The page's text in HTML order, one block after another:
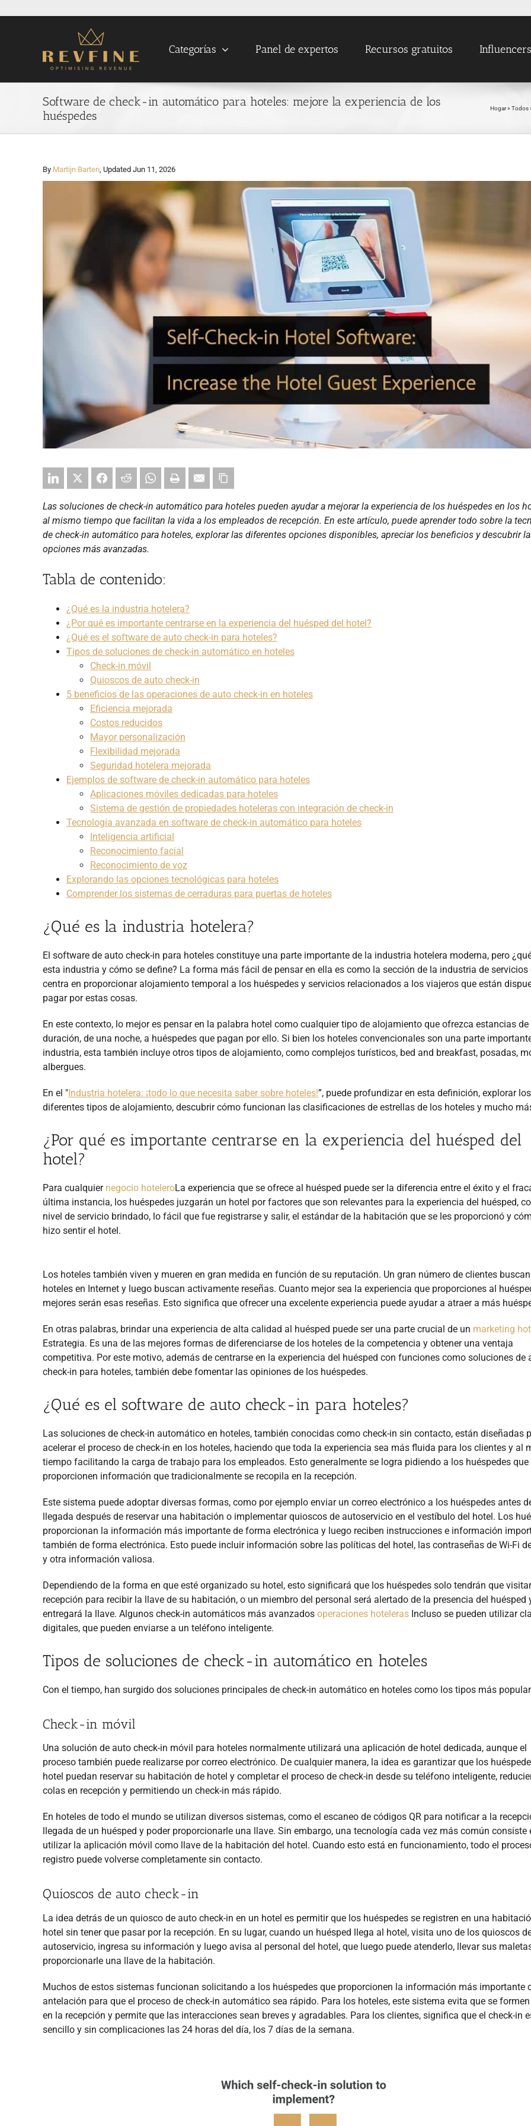
Categorías Panel de expertos Recursos gratuitos Influencers
Software de check-in automático para hoteles: mejore la experiencia de los
huéspedes
Hogar» Todos
By Martijn Barten, Updated Jun 11, 2026
Las soluciones de check-in automático para hoteles pueden ayudar a mejorar la experiencia de los huéspedes en los
al mismo tiempo que facilitan la vida a los empleados de recepción. En este artículo, puede aprender todo sobre la
de check-in automático para hoteles, explorar las diferentes opciones disponibles, apreciar los beneficios y descubrir
opciones más avanzadas.
Tabla de contenido:
¿Qué es la industria hotelera?
¿Por qué es importante centrarse en la experiencia del huésped del hotel?
¿Qué es el software de auto check-in para hoteles?
Tipos de soluciones de check-in automático en hoteles
Check-in móvil
Quioscos de auto check-in
5 beneficios de las operaciones de auto check-in en hoteles
Eficiencia mejorada
Costos reducidos
Mayor personalización
Flexibilidad mejorada
Seguridad hotelera mejorada
Ejemplos de software de check-in automático para hoteles
Aplicaciones móviles dedicadas para hoteles
Sistema de gestión de propiedades hoteleras con integración de check-in
Tecnología avanzada en software de check-in automático para hoteles
Inteligencia artificial
Reconocimiento facial
Reconocimiento de voz
Explorando las opciones tecnológicas para hoteles
Comprender los sistemas de cerraduras para puertas de hoteles
¿Qué es la industria hotelera?
El software de auto check-in para hoteles constituye una parte importante de la industria hotelera moderna, pero
esta industria y cómo se define? La forma más fácil de pensar en ella es como la sección de la industria de servicios
centra en proporcionar alojamiento temporal a los huéspedes y servicios relacionados a los viajeros que están
pagar por estas cosas.
En este contexto, lo mejor es pensar en la palabra hotel como cualquier tipo de alojamiento que ofrezca estancias
duración, de una noche, a huéspedes que pagan por ello. Si bien los hoteles convencionales son una parte
industria, esta también incluye otros tipos de alojamiento, como complejos turísticos, bed and breakfast, posadas,
albergues.
En el "Industria hotelera: ¡todo lo que necesita saber sobre hoteles!”, puede profundizar en esta definición, explorar los
diferentes tipos de alojamiento, descubrir cómo funcionan las clasificaciones de estrellas de los hoteles y mucho
¿Por qué es importante centrarse en la experiencia del huésped del
hotel?
Para cualquier negocio hoteleroLa experiencia que se ofrece al huésped puede ser la diferencia entre el éxito y el
última instancia, los huéspedes juzgarán un hotel por factores que son relevantes para la experiencia del huésped,
nivel de servicio brindado, lo fácil que fue registrarse y salir, el estándar de la habitación que se les proporcionó y
hizo sentir el hotel.
Los hoteles también viven y mueren en gran medida en función de su reputación. Un gran número de clientes buscan
hoteles en Internet y luego buscan activamente reseñas. Cuanto mejor sea la experiencia que proporciones al
mejores serán esas reseñas. Esto significa que ofrecer una excelente experiencia puede ayudar a atraer a más
En otras palabras, brindar una experiencia de alta calidad al huésped puede ser una parte crucial de un marketing
Estrategia. Es una de las mejores formas de diferenciarse de los hoteles de la competencia y obtener una ventaja
competitiva. Por este motivo, además de centrarse en la experiencia del huésped con funciones como soluciones de
check-in para hoteles, también debe fomentar las opiniones de los huéspedes.
¿Qué es el software de auto check-in para hoteles?
Las soluciones de check-in automático en hoteles, también conocidas como check-in sin contacto, están diseñadas
acelerar el proceso de check-in en los hoteles, haciendo que toda la experiencia sea más fluida para los clientes y al
tiempo facilitando la carga de trabajo para los empleados. Esto generalmente se logra pidiendo a los huéspedes que
proporcionen información que tradicionalmente se recopila en la recepción.
Este sistema puede adoptar diversas formas, como por ejemplo enviar un correo electrónico a los huéspedes antes
llegada después de reservar una habitación o implementar quioscos de autoservicio en el vestíbulo del hotel. Los
proporcionan la información más importante de forma electrónica y luego reciben instrucciones e información
también de forma electrónica. Esto puede incluir información sobre las políticas del hotel, las contraseñas de Wi-Fi
y otra información valiosa.
Dependiendo de la forma en que esté organizado su hotel, esto significará que los huéspedes solo tendrán que
recepción para recibir la llave de su habitación, o un miembro del personal será alertado de la presencia del huésped
entregará la llave. Algunos check-in automáticos más avanzados operaciones hoteleras Incluso se pueden utilizar
digitales, que pueden enviarse a un teléfono inteligente.
Tipos de soluciones de check-in automático en hoteles
Con el tiempo, han surgido dos soluciones principales de check-in automático en hoteles como los tipos más
Check-in móvil
Una solución de auto check-in móvil para hoteles normalmente utilizará una aplicación de hotel dedicada, aunque el
proceso también puede realizarse por correo electrónico. De cualquier manera, la idea es garantizar que los
hotel puedan reservarsu habitación de hotel y completar el proceso de check-in desde su teléfono inteligente,
colas en recepción y permitiendo un check-in más rápido.
En hoteles de todo el mundo se utilizan diversos sistemas, como el escaneo de códigos QR para notificar a la
llegada de un huésped y poder proporcionarle una llave. Sin embargo, una tecnología cada vez más común consiste
utilizar la aplicación móvil como llave de la habitación del hotel. Cuando esto está en funcionamiento, todo el
registro puede volverse completamente sin contacto.
Quioscos de auto check-in
La idea detrás de un quiosco de auto check-in en un hotel es permitir que los huéspedes se registren en una
hotel sin tener que pasar por la recepción. En su lugar, cuando un huésped llega al hotel, visita uno de los quioscos
autoservicio, ingresa su información y luego avisa al personal del hotel, que luego puede atenderlo, llevar sus
proporcionarle una llave de la habitación.
Muchos de estos sistemas funcionan solicitando a los huéspedes que proporcionen la información más importante
antelación para que el proceso de check-in automático sea rápido. Para los hoteles, este sistema evita que se
en la recepción y permite que las interacciones sean breves y agradables. Para los clientes, significa que el check-in
sencillo y sin complicaciones las 24 horas del día, los 7 días de la semana.